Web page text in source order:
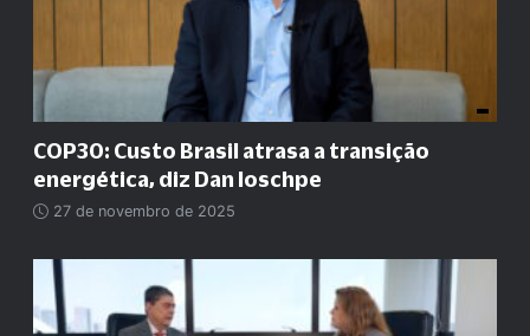
COP30: Custo Brasil atrasa a transição
energética, diz Dan Ioschpe
27 de novembro de 2025